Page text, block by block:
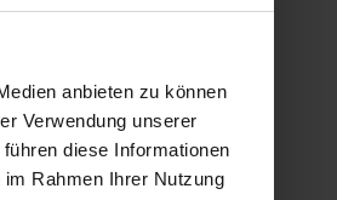
anbieten zu können
Verwendung unserer
diese Informationen
Rahmen Ihrer Nutzung